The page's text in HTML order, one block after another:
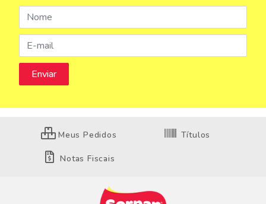
Meus Pedidos Títulos
Notas Fiscais